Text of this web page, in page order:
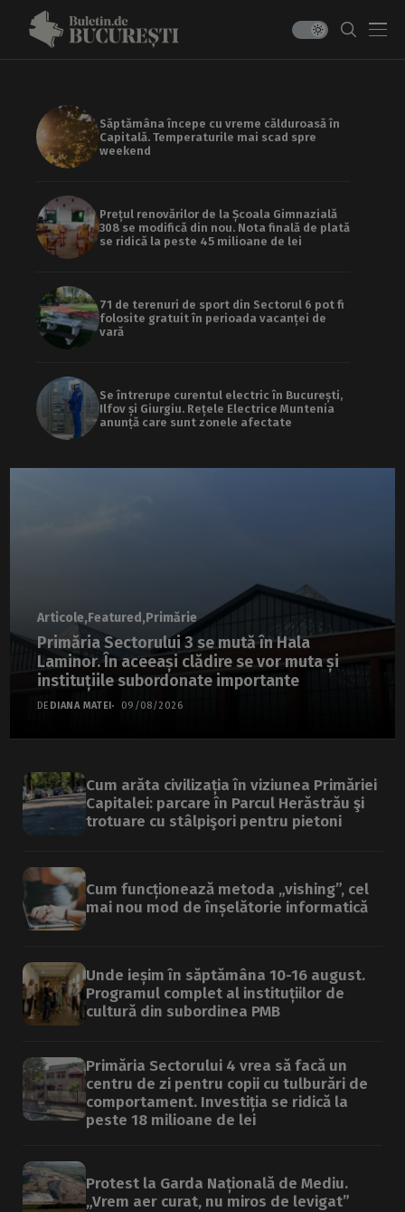
Săptămâna începe cu vreme călduroasă în
Capitală. Temperaturile mai scad spre
weekend
Prețul renovărilor de la Școala Gimnazială
308 se modifică din nou. Nota finală de plată
se ridică la peste 45 milioane de lei
71 de terenuri de sport din Sectorul 6 pot fi
folosite gratuit în perioada vacanței de
vară
Se întrerupe curentul electric în București,
Ilfov și Giurgiu. Rețele Electrice Muntenia
anunță care sunt zonele afectate
Articole Featured Primărie
Primăria Sectorului 3 se mută în Hala
Laminor. În aceeași clădire se vor muta și
instituțiile subordonate importante
DE DIANA MATEI 09/08/2026
Cum arăta civilizația în viziunea Primăriei
Capitalei: parcare în Parcul Herăstrău şi
trotuare cu stâlpişori pentru pietoni
Cum funcționează metoda „vishing”, cel
mai nou mod de înșelătorie informatică
Unde ieșim în săptămâna 10-16 august.
Programul complet al instituțiilor de
cultură din subordinea PMB
Primăria Sectorului 4 vrea să facă un
centru de zi pentru copii cu tulburări de
comportament. Investiția se ridică la
peste 18 milioane de lei
Protest la Garda Națională de Mediu.
„Vrem aer curat, nu miros de levigat”